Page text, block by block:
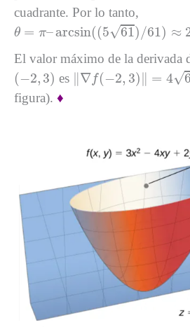
cuadrante. Por lo tanto,
θ = π–arcsin((5√61) /61) ≈
θ (( 61 61)≈ 2.45 rad.
El valor máximo de la derivada
(−2, 3)
( 2, 3) es ∥∇ f(−2, 3) ∥ = 4√
‖∇f (− 3 ‖= 461
figura). ♦